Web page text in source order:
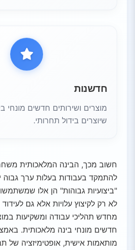
חדשנות
מוצרים ושירותים חדשים מונחי
שיוצרים בידול תחרותי.
חשוב מכך, הבינה המלאכותית
להתמקד בעבודות בעלות ערך גבוה
"ביצועיות גבוהות" הן אלו
לא רק לקיצוץ עלויות אלא גם
מחדש תהליכי עבודה ומשקיעות
חדשים מונחי בינה מלאכותית.
מותאמות אישית, אופטימיזציה של